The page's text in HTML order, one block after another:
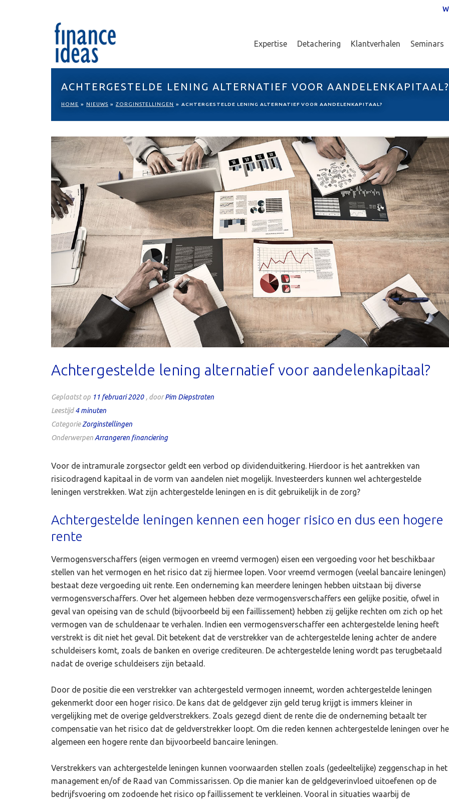
Expertise Detachering Klantverhalen Seminars
ACHTERGESTELDE LENING ALTERNATIEF VOOR AANDELENKAPITAAL?
HOME » NIEUWS » ZORGINSTELLINGEN » ACHTERGESTELDE LENING ALTERNATIEF VOOR AANDELENKAPITAAL?
Achtergestelde lening alternatief voor aandelenkapitaal?
Geplaatst op 11 februari 2020 , doorPim Diepstraten
Leestijd4minuten
CategorieZorginstellingen
Onderwerpen Arrangeren financiering
Voor de intramurale zorgsector geldt een verbod op dividenduitkering. Hierdoor is het aantrekken van
risicodragend kapitaal in de vorm van aandelen niet mogelijk. Investeerders kunnen wel achtergestelde
leningen verstrekken. Wat zijn achtergestelde leningen en is dit gebruikelijk in de zorg?
Achtergestelde leningen kennen een hoger risico en dus een hogere
rente
Vermogensverschaffers (eigen vermogen en vreemd vermogen) eisen een vergoeding voor het beschikbaar
stellen van het vermogen en het risico dat zij hiermee lopen. Voor vreemd vermogen (veelal bancaire leningen)
bestaat deze vergoeding uit rente. Een onderneming kan meerdere leningen hebben uitstaan bij diverse
vermogensverschaffers. Over het algemeen hebben deze vermogensverschaffers een gelijke positie, ofwel in
geval van opeising van de schuld (bijvoorbeeld bij een faillissement) hebben zij gelijke rechten om zich op het
vermogen van de schuldenaar te verhalen. Indien een vermogensverschaffer een achtergestelde lening heeft
verstrekt is dit niet het geval. Dit betekent dat de verstrekker van de achtergestelde lening achter de andere
schuldeisers komt, zoals de banken en overige crediteuren. De achtergestelde lening wordt pas terugbetaald
nadat de overige schuldeisers zijn betaald.
Door de positie die een verstrekker van achtergesteld vermogen inneemt, worden achtergestelde leningen
gekenmerkt door een hoger risico. De kans dat de geldgever zijn geld terug krijgt is immers kleiner in
vergelijking met de overige geldverstrekkers. Zoals gezegd dient de rente die de onderneming betaalt ter
compensatie van het risico dat de geldverstrekker loopt. Om die reden kennen achtergestelde leningen over
algemeen een hogere rente dan bijvoorbeeld bancaire leningen.
Verstrekkers van achtergestelde leningen kunnen voorwaarden stellen zoals (gedeeltelijke) zeggenschap in het
management en/of de Raad van Commissarissen. Op die manier kan de geldgeverinvloed uitoefenen op de
bedrijfsvoering om zodoende het risico op faillissement te verkleinen. Vooral in situaties waarbij de